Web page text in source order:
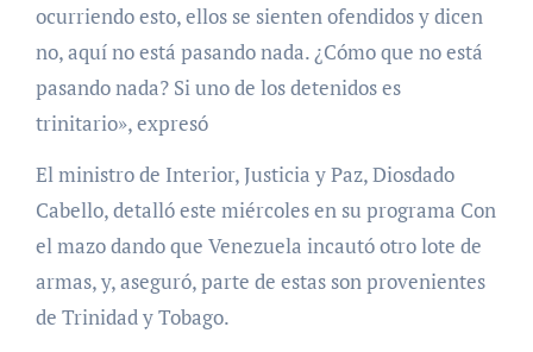
ocurriendo esto, ellos se sienten ofendidos y dicen
no, aquí no está pasando nada. ¿Cómo que no está
pasando nada? Si uno de los detenidos es
trinitario», expresó
El ministro de Interior, Justicia y Paz, Diosdado
Cabello, detalló este miércoles en su programa Con
el mazo dando que Venezuela incautó otro lote de
armas, y, aseguró, parte de estas son provenientes
de Trinidad y Tobago.